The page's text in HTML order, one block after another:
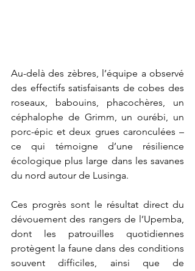
Au-delà des zèbres, l’équipe a observé
des effectifs satisfaisants de cobes des
roseaux, babouins, phacochères, un
céphalophe de Grimm, un ourébi, un
porc-épic et deux grues caronculées –
ce qui témoigne d’une résilience
écologique plus large dans les savanes
du nord autour de Lusinga.
Ces progrès sont le résultat direct du
dévouement des rangers de l’Upemba,
dont les patrouilles quotidiennes
protègent la faune dans des conditions
souvent difficiles, ainsi que de